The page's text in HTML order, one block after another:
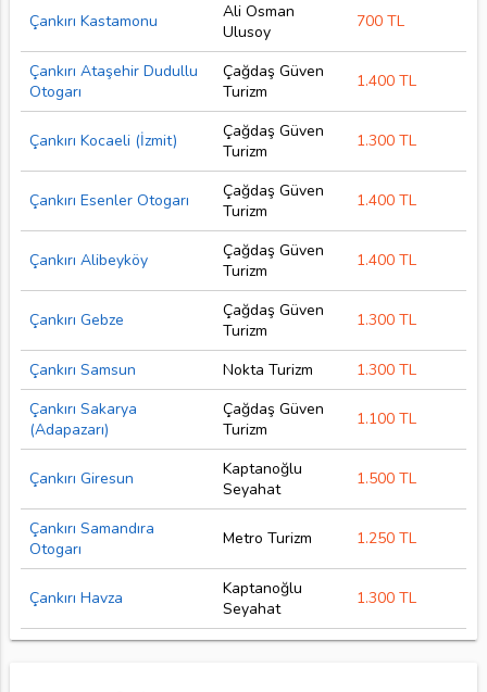
Çankırı Kastamonu
Ali Osman
Ulusoy
700 TL
Çankırı Ataşehir Dudullu
Otogarı
Çağdaş Güven
Turizm
1.400 TL
Çankırı Kocaeli (İzmit)
Çağdaş Güven
Turizm
1.300 TL
Çankırı Esenler Otogarı
Çağdaş Güven
Turizm
1.400 TL
Çankırı Alibeyköy
Çağdaş Güven
Turizm
1.400 TL
Çankırı Gebze
Çağdaş Güven
Turizm
1.300 TL
Çankırı Samsun Nokta Turizm
1.300 TL
Çankırı Sakarya
(Adapazarı)
Çağdaş Güven
Turizm
1.100 TL
Çankırı Giresun
Kaptanoğlu
Seyahat
1.500 TL
Çankırı Samandıra
Otogarı
Metro Turizm 1.250 TL
Çankırı Havza
Kaptanoğlu
Seyahat
1.300 TL